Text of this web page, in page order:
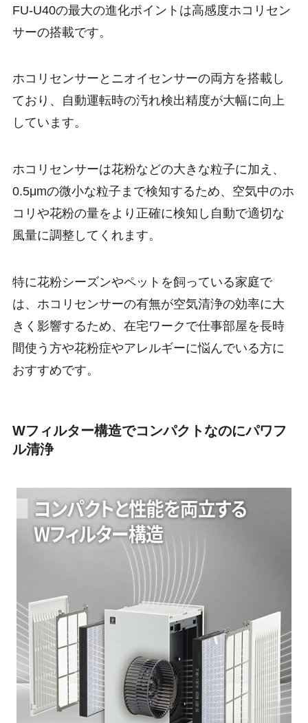
FU-U40の最大の進化ポイントは高感度ホコリセン
サーの搭載です。
ホコリセンサーとニオイセンサーの両方を搭載し
ており、自動運転時の汚れ検出精度が大幅に向上
しています。
ホコリセンサーは花粉などの大きな粒子に加え、
0.5μmの微小な粒子まで検知するため、空気中のホ
コリや花粉の量をより正確に検知し自動で適切な
風量に調整してくれます。
特に花粉シーズンやペットを飼っている家庭で
は、ホコリセンサーの有無が空気清浄の効率に大
きく影響するため、在宅ワークで仕事部屋を長時
間使う方や花粉症やアレルギーに悩んでいる方に
おすすめです。
Wフィルター構造でコンパクトなのにパワフ
ル清浄